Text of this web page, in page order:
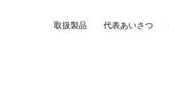
取扱製品 代表あいさつ